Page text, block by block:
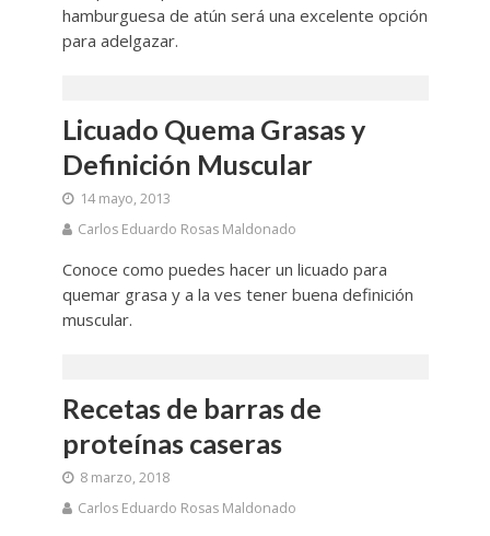
hamburguesa de atún será una excelente opción
para adelgazar.
Licuado Quema Grasas y
Definición Muscular
14 mayo, 2013
Carlos Eduardo Rosas Maldonado
Conoce como puedes hacer un licuado para
quemar grasa y a la ves tener buena definición
muscular.
Recetas de barras de
proteínas caseras
8 marzo, 2018
Carlos Eduardo Rosas Maldonado